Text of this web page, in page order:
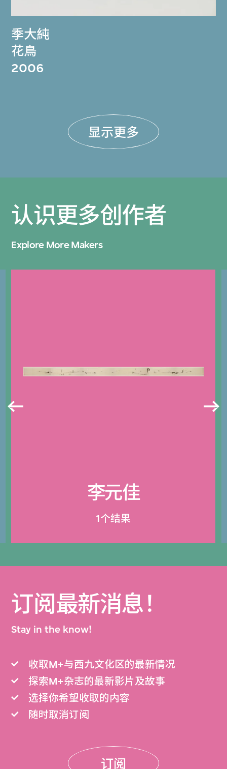
季大純
花鳥
2006
显示更多
认识更多创作者
Explore More Makers
李元佳
1个结果
订阅最新消息！
Stay in the know!
收取M+与西九文化区的最新情况
探索M+杂志的最新影片及故事
选择你希望收取的内容
随时取消订阅
订阅